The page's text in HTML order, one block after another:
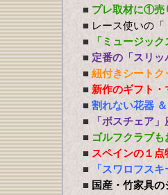
■ プレ取材に①売
■ レース使いの
■
「ミュージッ
■ 定番の「スリッ
■ 紐付きシートク
■ 新作のギフト
■ 割れない花器
■ 「ボスチェア
■ ゴルフクラブも
■ スペインの１
■
「スワロフス
■ 国産・竹家具